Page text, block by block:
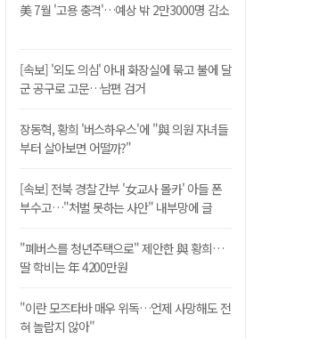
美 7월 '고용 충격'…예상 밖 2만3000명 감소
[속보] '외도 의심' 아내 화장실에 묶고 불에 달
군 공구로 고문…남편 검거
장동혁, 황희 '버스하우스'에 "與 의원 자녀들
부터 살아보면 어떨까?"
[속보] 전북 경찰 간부 '女교사 몰카' 아들 폰
부수고…"처벌 못하는 사안" 내부망에 글
"폐버스를 청년주택으로" 제안한 與 황희…
딸 학비는 年 4200만원
"이란 모즈타바 매우 위독…언제 사망해도 전
혀 놀랍지 않아"